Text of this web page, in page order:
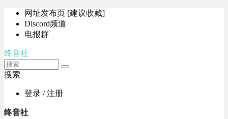
网址发布页 [建议收藏]
Discord频道
电报群
终音社
搜索
登录 / 注册
终音社